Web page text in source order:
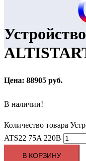
Цена: 88905 руб.
В наличии!
Количество товара
ATS22 75A 220В
В КОРЗИНУ